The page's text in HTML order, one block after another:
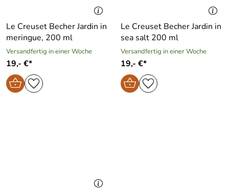
Le Creuset Becher Jardin in
meringue, 200 ml
Versandfertig in einer Woche
19,- €*
Le Creuset Becher Jardin in
sea salt 200 ml
Versandfertig in einer Woche
19,- €*